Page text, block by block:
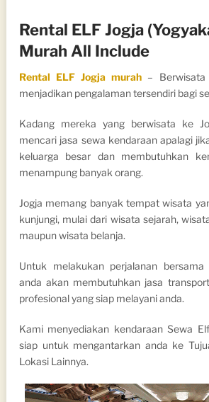
Rental ELF Jogja
Murah All Include
Rental ELF Jogja murah –
menjadikan pengalaman tersendiri bagi
Kadang mereka yang berwisata ke
mencari jasa sewa kendaraan apalagi
keluarga besar dan membutuhkan
menampung banyak orang.
Jogja memang banyak tempat wisata
kunjungi, mulai dari wisata sejarah,
maupun wisata belanja.
Untuk melakukan perjalanan bersama
anda akan membutuhkan jasa
profesional yang siap melayani anda.
Kami menyediakan kendaraan Sewa
siap untuk mengantarkan anda ke
Lokasi Lainnya.